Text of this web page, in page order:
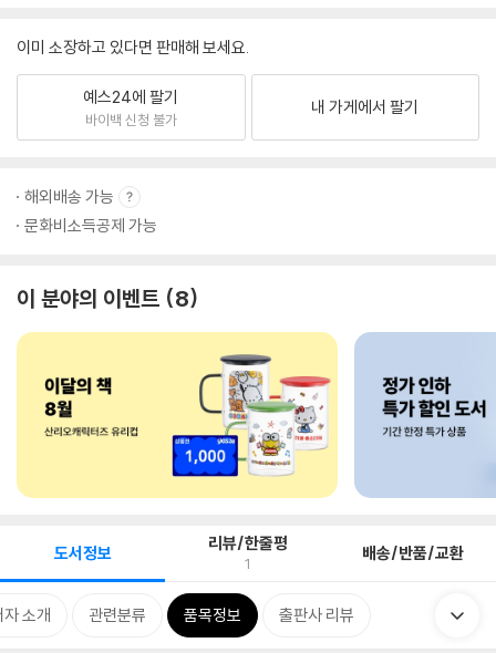
이미 소장하고 있다면 판매해 보세요.
예스24에 팔기
바이백 신청 불가
내 가게에서 팔기
해외배송 가능
문화비소득공제 가능
이 분야의 이벤트 8
도서정보 리뷰/한줄평
1 배송/반품/교환
자 소개 관련분류 품목정보 출판사 리뷰